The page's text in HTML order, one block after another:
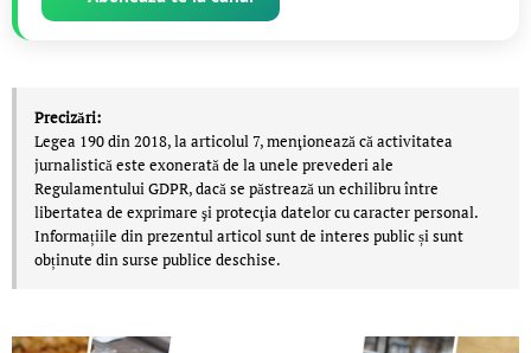
Precizări:
Legea 190 din 2018, la articolul 7, menţionează că activitatea
jurnalistică este exonerată de la unele prevederi ale
Regulamentului GDPR, dacă se păstrează un echilibru între
libertatea de exprimare şi protecţia datelor cu caracter personal.
Informațiile din prezentul articol sunt de interes public și sunt
obținute din surse publice deschise.
LIVE